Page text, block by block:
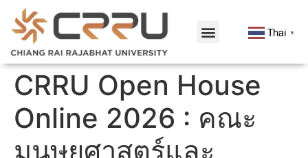
Thai ▼
CRRU Open House
Online 2026 : คณะ
มนุษยศาสตร์และ